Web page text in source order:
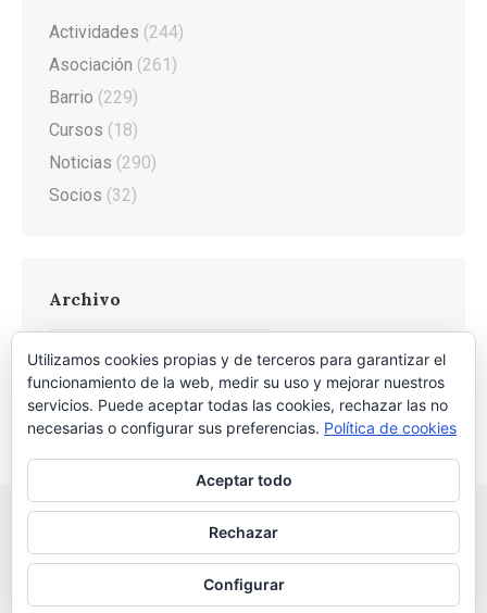
Actividades (244)
Asociación (261)
Barrio (229)
Cursos (18)
Noticias (290)
Socios (32)
Archivo
Utilizamos cookies propias y de terceros para garantizar el
funcionamiento de la web, medir su uso y mejorar nuestros
servicios. Puede aceptar todas las cookies, rechazar las no
necesarias o configurar sus preferencias. Política de cookies
Aceptar todo
Rechazar
Configurar